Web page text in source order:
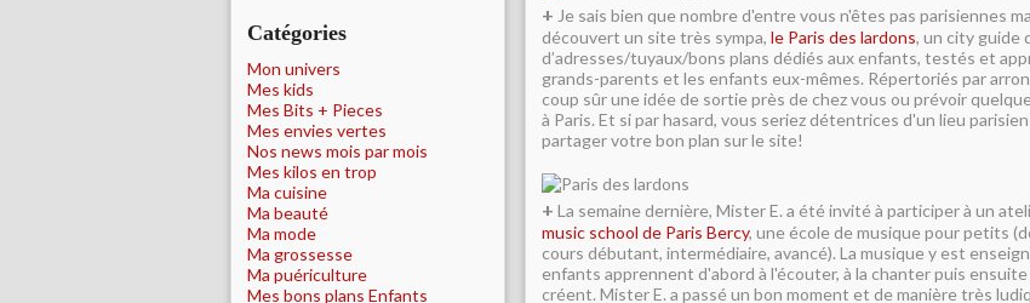
Catégories
Mon univers
Mes kids
Mes Bits + Pieces
Mes envies vertes
Nos news mois par mois
Mes kilos en trop
Ma cuisine
Ma beauté
Ma mode
Ma grossesse
Ma puériculture
Mes bons plans Enfants
+ Je sais bien que nombre d'entre vous n'êtes pas parisiennes
découvert un site très sympa, le Paris des lardons, un city guide
d’adresses/tuyaux/bons plans dédiés aux enfants, testés et
grands-parents et les enfants eux-mêmes. Répertoriés par
coup sûr une idée de sortie près de chez vous ou prévoir
à Paris. Et si par hasard, vous seriez détentrices d'un lieu
partager votre bon plan sur le site!
+ La semaine dernière, Mister E. a été invité à participer à un
music school de Paris Bercy, une école de musique pour petits
cours débutant, intermédiaire, avancé). La musique y est
enfants apprennent d'abord à l'écouter, à la chanter puis
créent. Mister E. a passé un bon moment et de manière très